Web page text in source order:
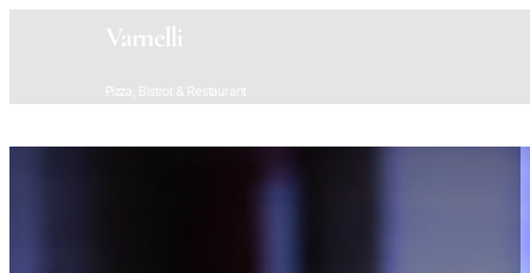
Varnelli
Pizza, Bistrot & Restaurant